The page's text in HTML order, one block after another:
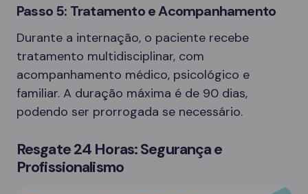
Passo 5: Tratamento e Acompanhamento
Durante a internação, o paciente recebe
tratamento multidisciplinar, com
acompanhamento médico, psicológico e
familiar. A duração máxima é de 90 dias,
podendo ser prorrogada se necessário.
Resgate 24 Horas: Segurança e
Profissionalismo